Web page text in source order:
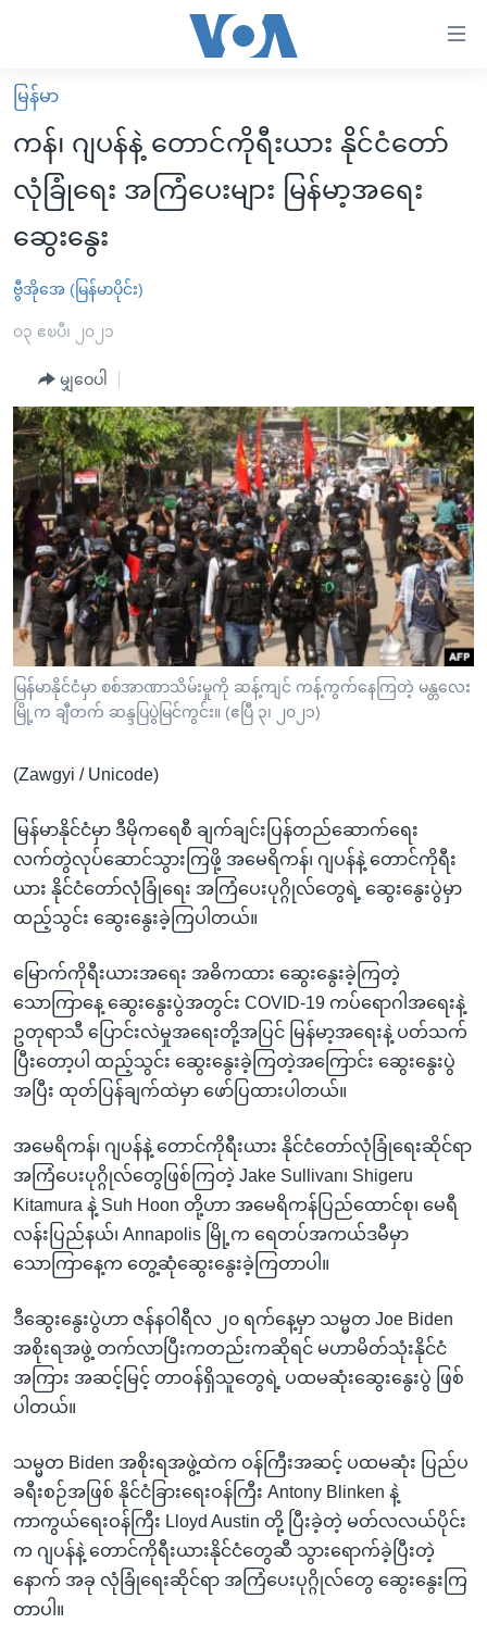
လွယ်ကူ
စေ
သည့်
Link
များ
ပင်မ
ကျော်
ကြည့်
ရန်
ပင်မ
အ
ညွန်း
စာမျက်နှာ
သို့
ကျော်
ကြည့်
ရန်
ရှာဖွေ
ရန်
သို့
ကျော်
ရန်
မူလစာမျက်နှာ
မြန်မာ
ကမ္ဘာ့သတင်းများ
နိုင်ငံတကာ
အစ္စရေး-ပါလက်စတိုင်း
ဗွီဒီယို
အင်္ဂလိပ်စာလေ့လာမယ်
အမေရိကန်သုံးအီဒီယံ
မကြေးမုံရဲ့ အင်္ဂလိပ်စာ
ရုပ်ရှင်ထဲက အင်္ဂလိပ်စာ
သုတပဒေသာ အင်္ဂလိပ်စာ
အပတ်စဉ်ကဏ္ဍများ
ရေဒီယို
တီဗွီ
ရေဒီယိုနှင့်ရုပ်သံ အချက်အလက်များ
ရေဒီယို/တီဗွီအစီအစဉ်
Learning English
ဗွီအိုအေ လူမှုကွန်ယက်များ
ဘာသာစကားများ
မြန်မာ
ကန်၊ ဂျပန်နဲ့ တောင်ကိုရီးယား နိုင်ငံတော်
လုံခြုံရေး အကြံပေးများ မြန်မာ့အရေး
ဆွေးနွေး
ဗွီအိုအေ (မြန်မာပိုင်း)
၀၃ ဧၿပီ၊ ၂၀၂၁
မျှဝေပါ
မြန်မာနိုင်ငံမှာ စစ်အာဏာသိမ်းမှုကို ဆန့်ကျင် ကန့်ကွက်နေကြတဲ့ မန္တလေး
မြို့က ချီတက် ဆန္ဒပြပွဲမြင်ကွင်း။ (ဧပြီ ၃၊ ၂၀၂၁)
(Zawgyi / Unicode)
မြန်မာနိုင်ငံမှာ ဒီမိုကရေစီ ချက်ချင်းပြန်တည်ဆောက်ရေး
လက်တွဲလုပ်ဆောင်သွားကြဖို့ အမေရိကန်၊ ဂျပန်နဲ့ တောင်ကိုရီး
ယား နိုင်ငံတော်လုံခြုံရေး အကြံပေးပုဂ္ဂိုလ်တွေရဲ့ ဆွေးနွေးပွဲမှာ
ထည့်သွင်း ဆွေးနွေးခဲ့ကြပါတယ်။
မြောက်ကိုရီးယားအရေး အဓိကထား ဆွေးနွေးခဲ့ကြတဲ့
သောကြာနေ့ ဆွေးနွေးပွဲအတွင်း COVID-19 ကပ်ရောဂါအရေးနဲ့
ဥတုရာသီ ပြောင်းလဲမှုအရေးတို့အပြင် မြန်မာ့အရေးနဲ့ ပတ်သက်
ပြီးတော့ပါ ထည့်သွင်း ဆွေးနွေးခဲ့ကြတဲ့အကြောင်း ဆွေးနွေးပွဲ
အပြီး ထုတ်ပြန်ချက်ထဲမှာ ဖော်ပြထားပါတယ်။
အမေရိကန်၊ ဂျပန်နဲ့ တောင်ကိုရီးယား နိုင်ငံတော်လုံခြုံရေးဆိုင်ရာ
အကြံပေးပုဂ္ဂိုလ်တွေဖြစ်ကြတဲ့ Jake Sullivan၊ Shigeru
Kitamura နဲ့ Suh Hoon တို့ဟာ အမေရိကန်ပြည်ထောင်စု၊ မေရီ
လန်းပြည်နယ်၊ Annapolis မြို့က ရေတပ်အကယ်ဒမီမှာ
သောကြာနေ့က တွေ့ဆုံဆွေးနွေးခဲ့ကြတာပါ။
ဒီဆွေးနွေးပွဲဟာ ဇန်နဝါရီလ ၂၀ ရက်နေ့မှာ သမ္မတ Joe Biden
အစိုးရအဖွဲ့ တက်လာပြီးကတည်းကဆိုရင် မဟာမိတ်သုံးနိုင်ငံ
အကြား အဆင့်မြင့် တာဝန်ရှိသူတွေရဲ့ ပထမဆုံးဆွေးနွေးပွဲ ဖြစ်
ပါတယ်။
သမ္မတ Biden အစိုးရအဖွဲ့ထဲက ဝန်ကြီးအဆင့် ပထမဆုံး ပြည်ပ
ခရီးစဉ်အဖြစ် နိုင်ငံခြားရေးဝန်ကြီး Antony Blinken နဲ့
ကာကွယ်ရေးဝန်ကြီး Lloyd Austin တို့ ပြီးခဲ့တဲ့ မတ်လလယ်ပိုင်း
က ဂျပန်နဲ့ တောင်ကိုရီးယားနိုင်ငံတွေဆီ သွားရောက်ခဲ့ပြီးတဲ့
နောက် အခု လုံခြုံရေးဆိုင်ရာ အကြံပေးပုဂ္ဂိုလ်တွေ ဆွေးနွေးကြ
တာပါ။